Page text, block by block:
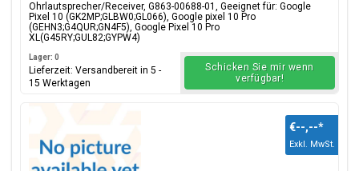
Ohrlautsprecher/Receiver, G863-00688-01, Geeignet für: Google
Pixel 10 (GK2MP;GLBW0;GL066), Google pixel 10 Pro
(GEHN3;G4QUR;GN4F5), Google Pixel 10 Pro
XL(G45RY;GUL82;GYPW4)
Lager: 0
Lieferzeit: Versandbereit in 5 -
15 Werktagen
Schicken Sie mir wenn
verfügbar!
€--,--*
Exkl. MwSt.